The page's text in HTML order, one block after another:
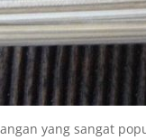
yang sangat